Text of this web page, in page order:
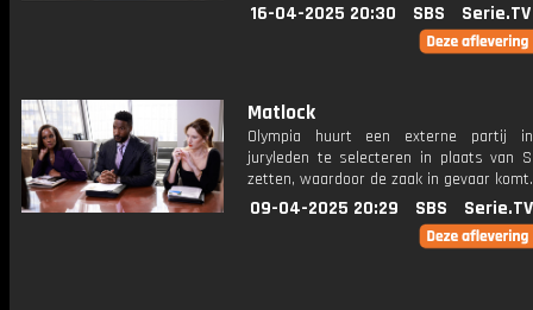
16-04-2025 20:30 SBS Serie.TV
Matlock
Olympia huurt een externe partij
juryleden te selecteren in plaats van
zetten, waardoor de zaak in gevaar komt.
09-04-2025 20:29 SBS Serie.TV